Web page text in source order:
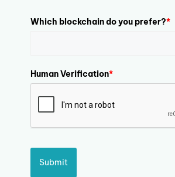
Which blockchain do you prefer?*
Human Verification*
Submit